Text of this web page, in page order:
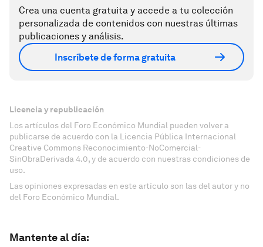
Crea una cuenta gratuita y accede a tu colección
personalizada de contenidos con nuestras últimas
publicaciones y análisis.
Inscríbete de forma gratuita
Licencia y republicación
Los artículos del Foro Económico Mundial pueden volver a
publicarse de acuerdo con la Licencia Pública Internacional
Creative Commons Reconocimiento-NoComercial-
SinObraDerivada 4.0, y de acuerdo con nuestras condiciones de
uso.
Las opiniones expresadas en este artículo son las del autor y no
del Foro Económico Mundial.
Mantente al día: